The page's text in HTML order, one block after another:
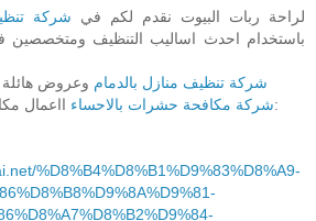
لراحة ربات البيوت نقدم لكم في شركة
باستخدام احدث اساليب التنظيف ومتخصصين
شركة تنظيف منازل بالدمام وعروض
شركة مكافحة حشرات بالاحساءااعمال مكافحة دورية موقعنا:
%D8%B4%D8%B1%D9%83%D8%A9-